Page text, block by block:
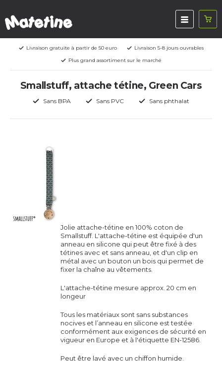
Livraison gratuite à partir de 50 euro
Livraison 5-8 jours ouvrables
Plus grand assortiment sur le marché
Smallstuff, attache tétine, Green Cars
Sans BPA Sans PVC Sans phthalat
Jolie attache-tétine en 100% coton de
Smallstuff. L'attache-tétine est équipée d'un
anneau en silicone qui peut être fixé à des
tétines avec et sans anneau, et d'un clip en
métal avec un bouton un bois qui permet de
fixer la chaîne au vêtements.
L'attache-tétine mesure approx. 20 cm en
longeur
Tous les matériaux sont sans substances
nocives et l’anneau en silicone est testée
conformément aux exigences de sécurité en
vigueur en Europe et à l'étiquette EN-12586.
Peut être lavé avec un chiffon humide.